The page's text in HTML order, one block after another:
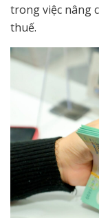
trong việc nâng
thuế.